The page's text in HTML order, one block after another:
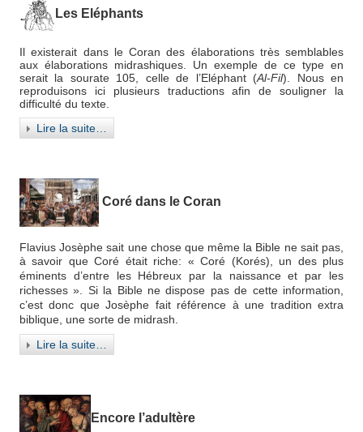
Les Eléphants
Il existerait dans le Coran des élaborations très semblables
aux élaborations midrashiques. Un exemple de ce type en
serait la sourate 105, celle de l’Eléphant (Al-Fil). Nous en
reproduisons ici plusieurs traductions afin de souligner la
difficulté du texte.
Lire la suite…
Coré dans le Coran
Flavius Josèphe sait une chose que même la Bible ne sait pas,
à savoir que Coré était riche: «Coré (Korés), un des plus
éminents d’entre les Hébreux par la naissance et par les
richesses ». Si la Bible ne dispose pas de cette information,
c’est donc que Josèphe fait référence à une tradition extra
biblique, une sorte de midrash.
Lire la suite…
Encore l’adultère